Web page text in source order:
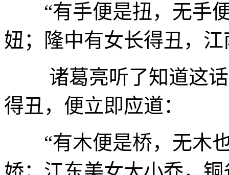
“有手便是扭，无手
妞；隆中有女长得丑，
诸葛亮听了知道这话
得丑，便立即应道：
“有木便是桥，无木